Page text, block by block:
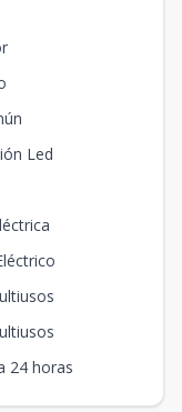
Led
24 horas